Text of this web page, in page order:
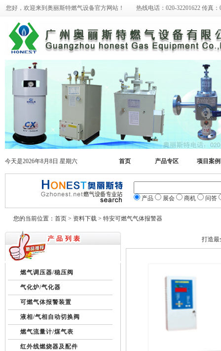
您好，欢迎来到奥丽斯特燃气设备官方网站！ 热线电话：020-32201622 传真：
今天是2026年8月8日 星期六 首页 产品专区 项目案例
产品 展会 商机 问答
您的当前位置：首页 > 资料下载 > 特安可燃气气体报警器
燃气调压器/稳压阀
气化炉/气化器
可燃气体报警装置
液相/气相自动切换阀
燃气流量计/煤气表
红外线燃烧器及配件
美国fisher费希尔133HP调压器
美国fisher带切断299HS调压器
美国fisher费希尔630调压器
美国fisher费希尔99调压器
打造最